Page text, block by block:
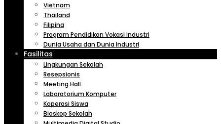
Vietnam
Thailand
Filipina
Program Pendidikan Vokasi Industri
Dunia Usaha dan Dunia Industri
Fasilitas
Lingkungan Sekolah
Resepsionis
Meeting Hall
Laboratorium Komputer
Koperasi Siswa
Bioskop Sekolah